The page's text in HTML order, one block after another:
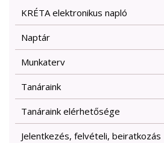
KRÉTA elektronikus napló
Naptár
Munkaterv
Tanáraink
Tanáraink elérhetősége
Jelentkezés, felvételi, beiratkozás